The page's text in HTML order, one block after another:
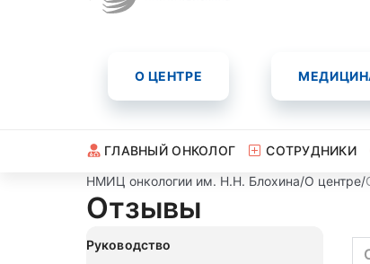
О ЦЕНТРЕ
ГЛАВНЫЙ ОНКОЛОГ СОТРУДНИКИ
НМИЦ онкологии им. Н.Н. Блохина/О центре/
Отзывы
Руководство